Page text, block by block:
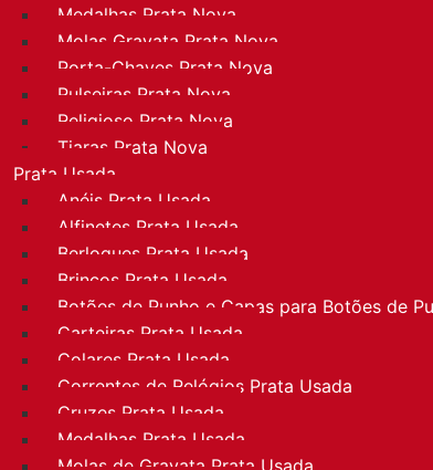
Medalhas Prata Nova
Molas Gravata Prata Nova
Porta-Chaves Prata Nova
Pulseiras Prata Nova
Religioso Prata Nova
Tiaras Prata Nova
Prata Usada
Anéis Prata Usada
Alfinetes Prata Usada
Berloques Prata Usada
Brincos Prata Usada
Botões de Punho e Capas para Botões de
Carteiras Prata Usada
Colares Prata Usada
Correntes de Relógios Prata Usada
Cruzes Prata Usada
Medalhas Prata Usada
Molas de Gravata Prata Usada